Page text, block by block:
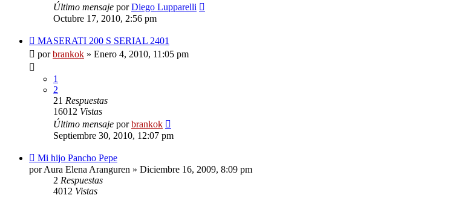
Último mensaje porDiego Lupparelli
Octubre 17, 2010, 2:56 pm
MASERATI 200 S SERIAL 2401
porbrankok » Enero 4, 2010, 11:05 pm
1
2
21 Respuestas
16012 Vistas
Último mensaje porbrankok
Septiembre 30, 2010, 12:07 pm
Mi hijo Pancho Pepe
porAura Elena Aranguren » Diciembre 16, 2009, 8:09 pm
2 Respuestas
4012 Vistas